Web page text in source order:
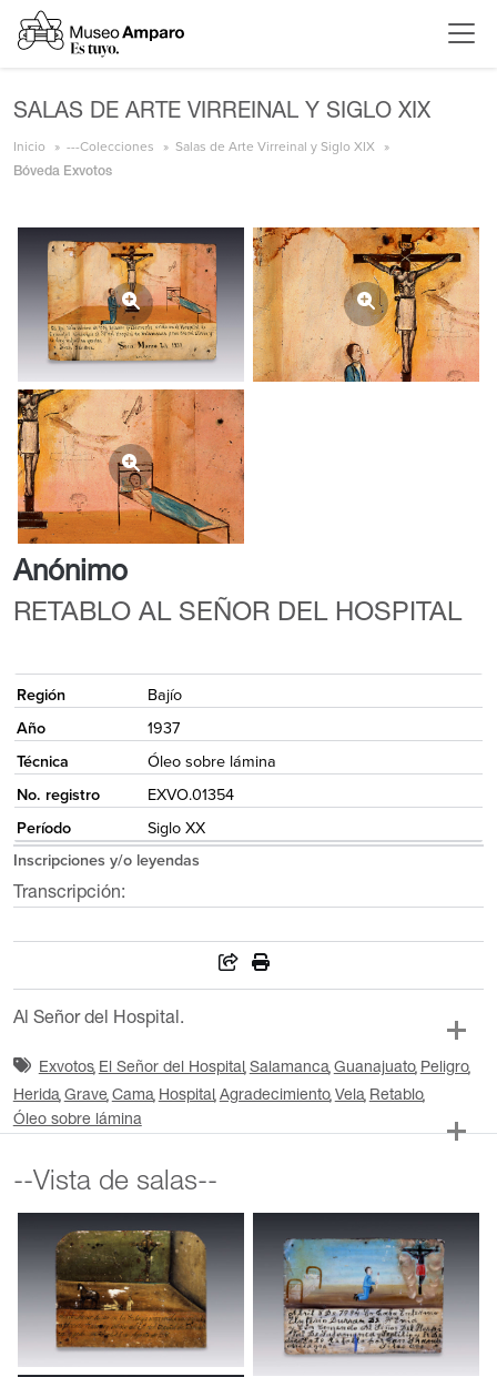
SALAS DE ARTE VIRREINAL Y SIGLO XIX
Inicio ---Colecciones Salas de Arte Virreinal y Siglo XIX
Bóveda Exvotos
Anónimo
RETABLO AL SEÑOR DEL HOSPITAL
Región
Bajío
Año
1937
Técnica
Óleo sobre lámina
No. registro
EXVO.01354
Período
Siglo XX
Inscripciones y/o leyendas
Transcripción:
Al Señor del Hospital.
Exvotos El Señor del Hospital Salamanca Guanajuato Peligro
Herida Grave Cama Hospital Agradecimiento Vela Retablo
Óleo sobre lámina
--Vista de salas--